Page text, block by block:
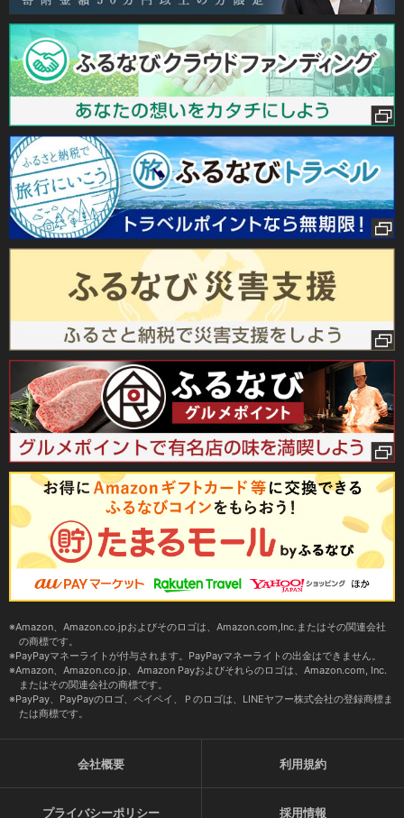
Amazon、Amazon.co.jpおよびそのロゴは、Amazon.com,Inc.またはその関連会社
の商標です。
PayPayマネーライトが付与されます。PayPayマネーライトの出金はできません。
Amazon、Amazon.co.jp、Amazon Payおよびそれらのロゴは、Amazon.com, Inc.
またはその関連会社の商標です。
PayPay、PayPayのロゴ、ペイペイ、Ｐのロゴは、LINEヤフー株式会社の登録商標ま
たは商標です。
会社概要 利用規約
プライバシーポリシー 採用情報